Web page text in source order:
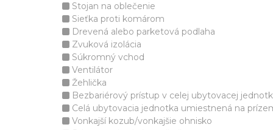
Stojan na oblečenie
Sieťka proti komárom
Drevená alebo parketová podlaha
Zvuková izolácia
Súkromný vchod
Ventilátor
Žehlička
Bezbariérový prístup v celej ubytovacej
Celá ubytovacia jednotka umiestnená na
Vonkajší kozub/vonkajšie ohnisko